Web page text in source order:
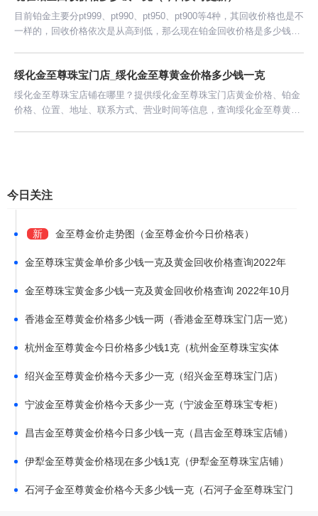
目前铂金主要分pt999、pt990、pt950、pt900等4种，其回收价格也是不
一样的，回收价格依次是从高到低，那么现在铂金回收价格是多少钱一
绥化金至尊珠宝门店_绥化金至尊黄金价格多少钱一克
绥化金至尊珠宝店铺在哪里？提供绥化金至尊珠宝门店黄金价格、铂金
价格、位置、地址、联系方式、营业时间等信息，查询绥化金至尊黄金
今日关注
新 金至尊金价走势图（金至尊金价今日价格表）
金至尊珠宝黄金单价多少钱一克及黄金回收价格查询2022年
11月10日
金至尊珠宝黄金多少钱一克及黄金回收价格查询 2022年10月
28日
香港金至尊黄金价格多少钱一两（香港金至尊珠宝门店一览）
杭州金至尊黄金今日价格多少钱1克（杭州金至尊珠宝实体
店）
绍兴金至尊黄金价格今天多少一克（绍兴金至尊珠宝门店）
宁波金至尊黄金价格今天多少一克（宁波金至尊珠宝专柜）
昌吉金至尊黄金价格今日多少钱一克（昌吉金至尊珠宝店铺）
伊犁金至尊黄金价格现在多少钱1克（伊犁金至尊珠宝店铺）
石河子金至尊黄金价格今天多少钱一克（石河子金至尊珠宝门